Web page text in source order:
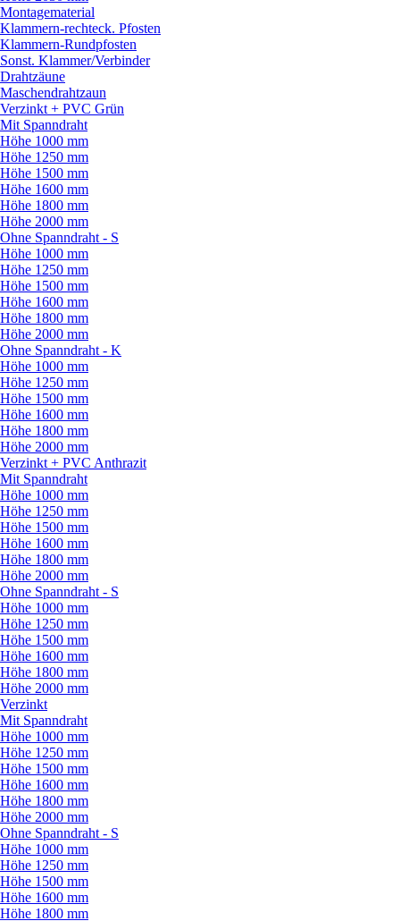
Montagematerial
Klammern-rechteck. Pfosten
Klammern-Rundpfosten
Sonst. Klammer/Verbinder
Drahtzäune
Maschendrahtzaun
Verzinkt + PVC Grün
Mit Spanndraht
Höhe 1000 mm
Höhe 1250 mm
Höhe 1500 mm
Höhe 1600 mm
Höhe 1800 mm
Höhe 2000 mm
Ohne Spanndraht - S
Höhe 1000 mm
Höhe 1250 mm
Höhe 1500 mm
Höhe 1600 mm
Höhe 1800 mm
Höhe 2000 mm
Ohne Spanndraht - K
Höhe 1000 mm
Höhe 1250 mm
Höhe 1500 mm
Höhe 1600 mm
Höhe 1800 mm
Höhe 2000 mm
Verzinkt + PVC Anthrazit
Mit Spanndraht
Höhe 1000 mm
Höhe 1250 mm
Höhe 1500 mm
Höhe 1600 mm
Höhe 1800 mm
Höhe 2000 mm
Ohne Spanndraht - S
Höhe 1000 mm
Höhe 1250 mm
Höhe 1500 mm
Höhe 1600 mm
Höhe 1800 mm
Höhe 2000 mm
Verzinkt
Mit Spanndraht
Höhe 1000 mm
Höhe 1250 mm
Höhe 1500 mm
Höhe 1600 mm
Höhe 1800 mm
Höhe 2000 mm
Ohne Spanndraht - S
Höhe 1000 mm
Höhe 1250 mm
Höhe 1500 mm
Höhe 1600 mm
Höhe 1800 mm